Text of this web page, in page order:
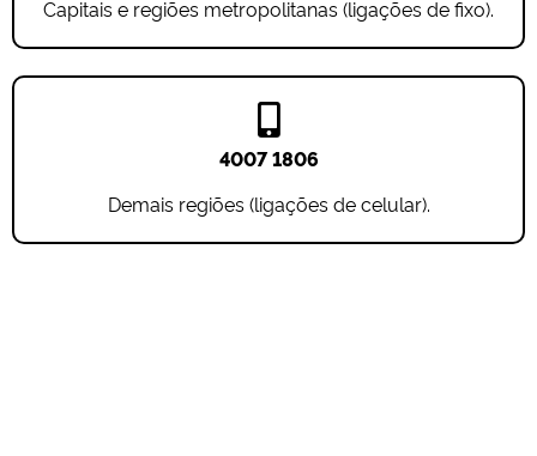
Capitais e regiões metropolitanas (ligações de fixo).
4007 1806
Demais regiões (ligações de celular).